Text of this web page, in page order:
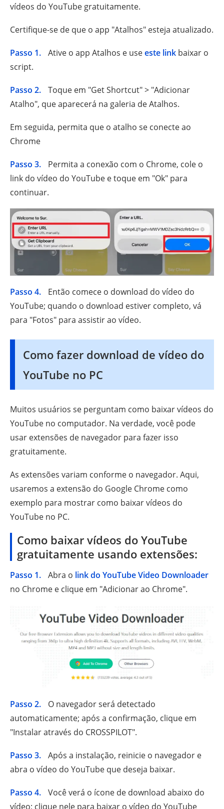
vídeos do YouTube gratuitamente.
Certifique-se de que o app "Atalhos" esteja atualizado.
Passo 1. Ative o app Atalhos e useeste link baixar o
script.
Passo 2.
Toque em "Get Shortcut" > "Adicionar
Atalho", que aparecerá na galeria de Atalhos.
Em seguida, permita que o atalho se conecte ao
Chrome
Passo 3.
Permita a conexão com o Chrome, cole o
link do vídeo do YouTube e toque em "Ok" para
continuar.
Passo 4.
Então comece o download do vídeo do
YouTube; quando o download estiver completo, vá
para "Fotos" para assistir ao vídeo.
Como fazer download de vídeo do
YouTube no PC
Muitos usuários se perguntam como baixar vídeos do
YouTube no computador. Na verdade, você pode
usar extensões de navegador para fazer isso
gratuitamente.
As extensões variam conforme o navegador. Aqui,
usaremos a extensão do Google Chrome como
exemplo para mostrar como baixar vídeos do
YouTube no PC.
Como baixar vídeos do YouTube
gratuitamente usando extensões:
Passo 1. Abra o link do YouTube Video Downloader
no Chrome e clique em "Adicionar ao Chrome".
Passo 2.
O navegador será detectado
automaticamente; após a confirmação, clique em
"Instalar através do CROSSPILOT".
Passo 3.
Após a instalação, reinicie o navegador e
abra o vídeo do YouTube que deseja baixar.
Passo 4.
Você verá o ícone de download abaixo do
vídeo; clique nele para baixar o vídeo do YouTube